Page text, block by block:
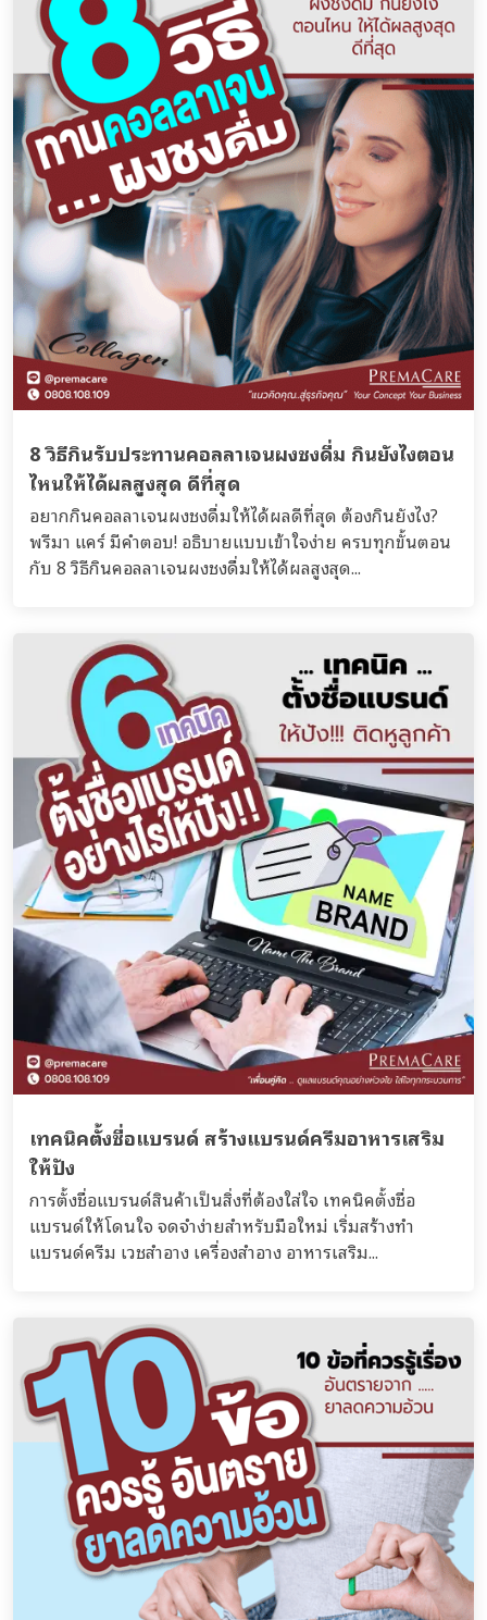
8 วิธีกินรับประทานคอลลาเจนผงชงดื่ม กินยังไงตอน
ไหนให้ได้ผลสูงสุด ดีที่สุด
อยากกินคอลลาเจนผงชงดื่มให้ได้ผลดีที่สุด ต้องกินยังไง?
พรีมา แคร์ มีคำตอบ! อธิบายแบบเข้าใจง่าย ครบทุกขั้นตอน
กับ 8 วิธีกินคอลลาเจนผงชงดื่มให้ได้ผลสูงสุด...
เทคนิคตั้งชื่อแบรนด์ สร้างแบรนด์ครีมอาหารเสริม
ให้ปัง
การตั้งชื่อแบรนด์สินค้าเป็นสิ่งที่ต้องใส่ใจ เทคนิคตั้งชื่อ
แบรนด์ให้โดนใจ จดจำง่ายสำหรับมือใหม่ เริ่มสร้างทำ
แบรนด์ครีม เวชสำอาง เครื่องสำอาง อาหารเสริม...